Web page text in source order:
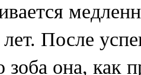
После
зоба она, как